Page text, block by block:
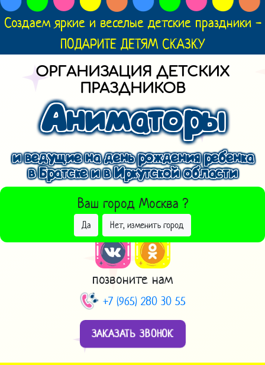
Создаем яркие и веселые детские праздники -
ПОДАРИТЕ ДЕТЯМ СКАЗКУ
ОРГАНИЗАЦИЯ ДЕТСКИХ
ПРАЗДНИКОВ
Аниматоры
и ведущие на день рождения ребенка
в Братске и в Иркутской области
Ваш город Москва ?
Да Нет, изменить город
ВЫБРАТЬ ДРУГОЙ ГОРОД
позвоните нам
+7 (965) 280 30 55
ЗАКАЗАТЬ ЗВОНОК